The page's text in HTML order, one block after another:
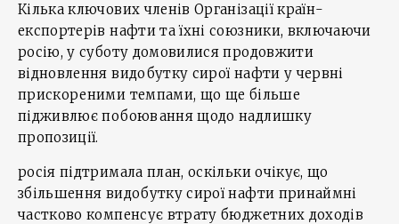
Кілька ключових членів Організації країн-
експортерів нафти та їхні союзники, включаючи
росію, у суботу домовилися продовжити
відновлення видобутку сирої нафти у червні
прискореними темпами, що ще більше
підживлює побоювання щодо надлишку
пропозиції.
росія підтримала план, оскільки очікує, що
збільшення видобутку сирої нафти принаймні
частково компенсує втрату бюджетних доходів